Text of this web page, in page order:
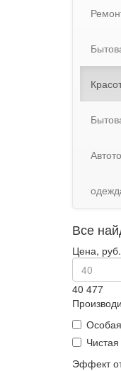
Все
Цена, руб.
40 477
Эффект